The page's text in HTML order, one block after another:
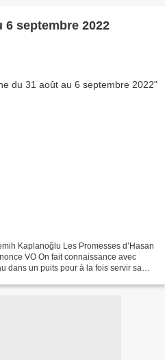
6 septembre 2022
Kaplanoğlu Les Promesses d’Hasan
VO On fait connaissance avec
dans un puits pour à la fois servir sa